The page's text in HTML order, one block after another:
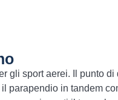
gli sport aerei. Il punto di
parapendio in tandem